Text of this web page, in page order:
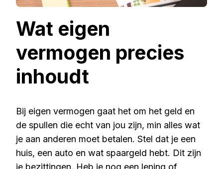
Wat eigen
vermogen precies
inhoudt
Bij eigen vermogen gaat het om het geld en
de spullen die echt van jou zijn, min alles wat
je aan anderen moet betalen. Stel dat je een
huis, een auto en wat spaargeld hebt. Dit zijn